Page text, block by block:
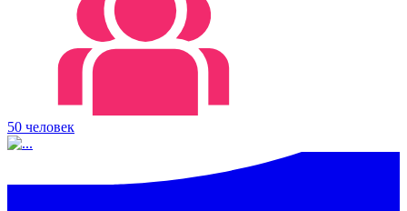
50 человек